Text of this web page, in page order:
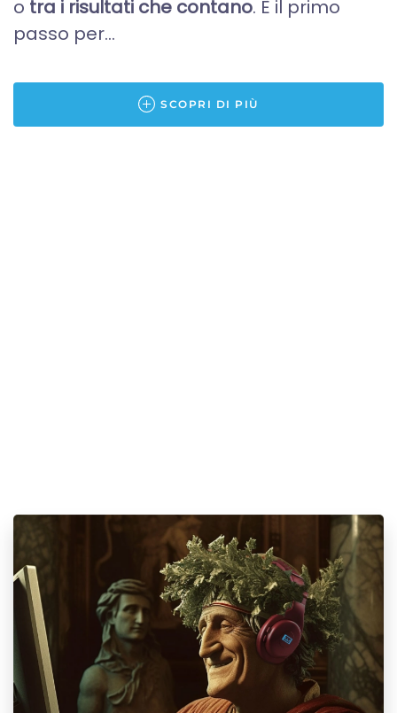
o tra i risultati che contano. È il primo
passo per...
SCOPRI DI PIÙ
COPY WRITING